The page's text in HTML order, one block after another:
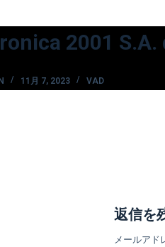
2001 S.A.
11月 7, 2023 VAD
返信を
メールアド